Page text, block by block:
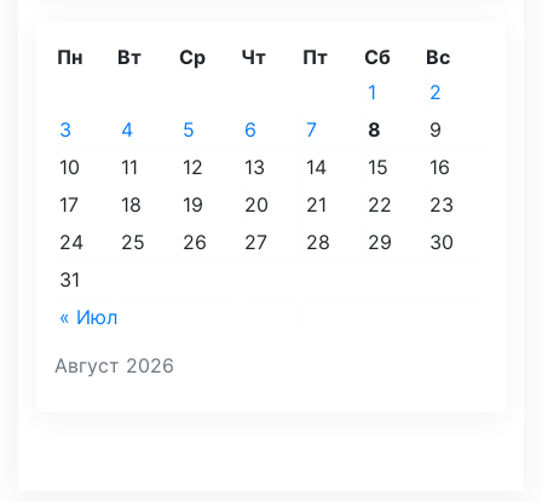
Август 2026
Пн Вт Ср Чт Пт Сб Вс
« Июл
1
2
3
4 5 6 7 8
9
10
11 12 13 14 15
16
17
18 19 20 21 22
23
24
25 26 27 28 29
30
31